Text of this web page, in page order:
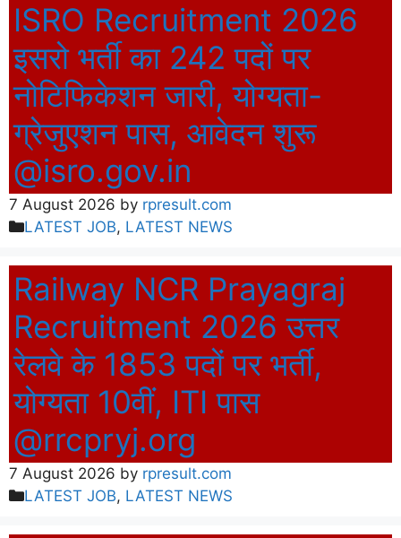
ISRO Recruitment 2026
इसरो भर्ती का 242 पदों पर
नोटिफिकेशन जारी, योग्यता-
ग्रेजुएशन पास, आवेदन शुरू
@isro.gov.in
7 August 2026 by rpresult.com
Categories
LATEST JOB, LATEST NEWS
Railway NCR Prayagraj
Recruitment 2026 उत्तर
रेलवे के 1853 पदों पर भर्ती,
योग्यता 10वीं, ITI पास
@rrcpryj.org
7 August 2026 by rpresult.com
Categories
LATEST JOB, LATEST NEWS